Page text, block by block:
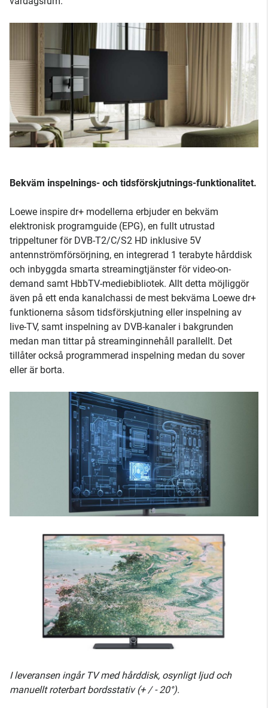
Bekväm inspelnings- och tidsförskjutnings-funktionalitet.
Loewe inspire dr+ modellerna erbjuder en bekväm
elektronisk programguide (EPG), en fullt utrustad
trippeltuner för DVB-T2/C/S2 HD inklusive 5V
antennströmförsörjning, en integrerad 1 terabyte hårddisk
och inbyggda smarta streamingtjänster för video-on-
demand samt HbbTV-mediebibliotek. Allt detta möjliggör
även på ett enda kanalchassi de mest bekväma Loewe dr+
funktionerna såsom tidsförskjutning eller inspelning av
live-TV, samt inspelning av DVB-kanaler i bakgrunden
medan man tittar på streaminginnehåll parallellt. Det
tillåter också programmerad inspelning medan du sover
eller är borta.
I leveransen ingår TV med hårddisk, osynligt ljud och
manuellt roterbart bordsstativ (+ / - 20°).